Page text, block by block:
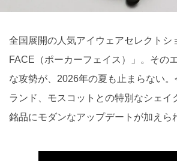
全国展開の人気アイウェアセレクトシ
FACE（ポーカーフェイス）」。その
な攻勢が、2026年の夏も止まらない
ランド、モスコットとの特別なシェイ
銘品にモダンなアップデートが加えら